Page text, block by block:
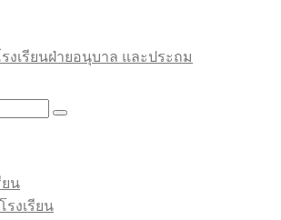
งเรียนฝ่ายอนุบาล และประถม
ยน
รงเรียน